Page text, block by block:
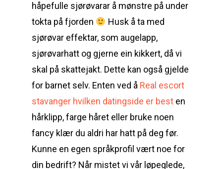
håpefulle sjørøvarar å mønstre på under
tokta på fjorden
Husk å ta med
sjørøvar effektar, som augelapp,
sjørøvarhatt og gjerne ein kikkert, då vi
skal på skattejakt. Dette kan også gjelde
for barnet selv. Enten ved å Real escort
stavanger hvilken datingside er best en
hårklipp, farge håret eller bruke noen
fancy klær du aldri har hatt på deg før.
Kunne en egen språkprofil vært noe for
din bedrift? Når mistet vi vår løpeglede,